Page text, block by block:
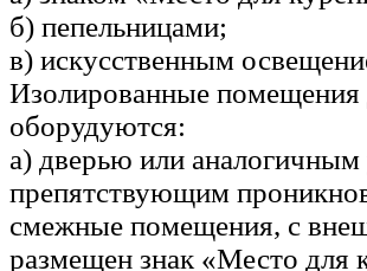
б) пепельницами;
в) искусственным
Изолированные помещения
оборудуются:
а) дверью или аналогичным
препятствующим
смежные помещения, с
размещен знак «Место для